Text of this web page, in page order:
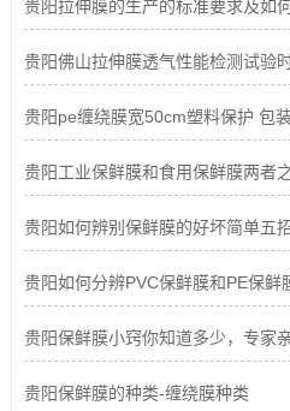
贵阳保鲜膜的种类-缠绕膜种类